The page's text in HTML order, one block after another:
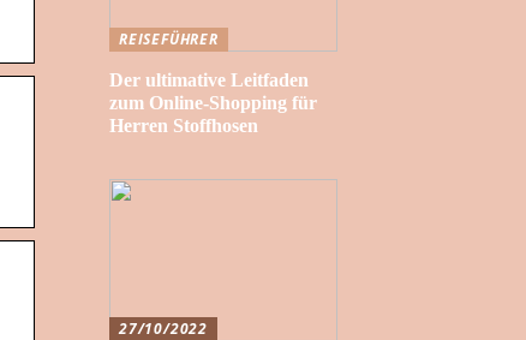
REISEFÜHRER
Der ultimative Leitfaden
zum Online-Shopping für
Herren Stoffhosen
27/10/2022